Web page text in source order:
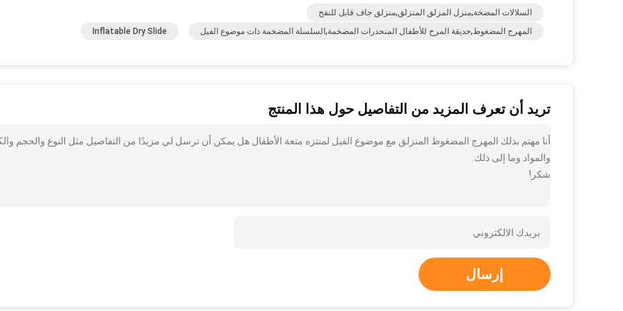
السلالات المضخة,منزل المزلق المنزلق,منزلق جاف قابل للنفخ
المهرج المضغوط,حديقة المرح للأطفال المنحدرات المضخمة,السلسلة المضخمة ذات موضوع الفيل
Inflatable Dry Slide
تريد أن تعرف المزيد من التفاصيل حول هذا المنتج
أنا مهتم بذلك المهرج المضغوط المنزلق مع موضوع الفيل لمنتزه متعة الأطفال هل يمكن أن ترسل لي مزيدًا من التفاصيل مثل النوع والحجم
والمواد وما إلى ذلك.
شكر!
إرسال